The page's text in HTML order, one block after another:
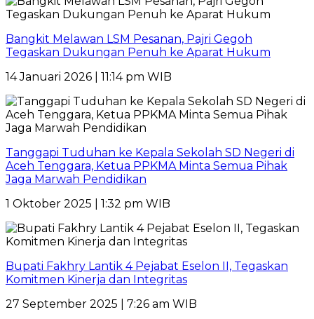
Bangkit Melawan LSM Pesanan, Pajri Gegoh
Tegaskan Dukungan Penuh ke Aparat Hukum
14 Januari 2026 | 11:14 pm WIB
Tanggapi Tuduhan ke Kepala Sekolah SD Negeri di
Aceh Tenggara, Ketua PPKMA Minta Semua Pihak
Jaga Marwah Pendidikan
1 Oktober 2025 | 1:32 pm WIB
Bupati Fakhry Lantik 4 Pejabat Eselon II, Tegaskan
Komitmen Kinerja dan Integritas
27 September 2025 | 7:26 am WIB